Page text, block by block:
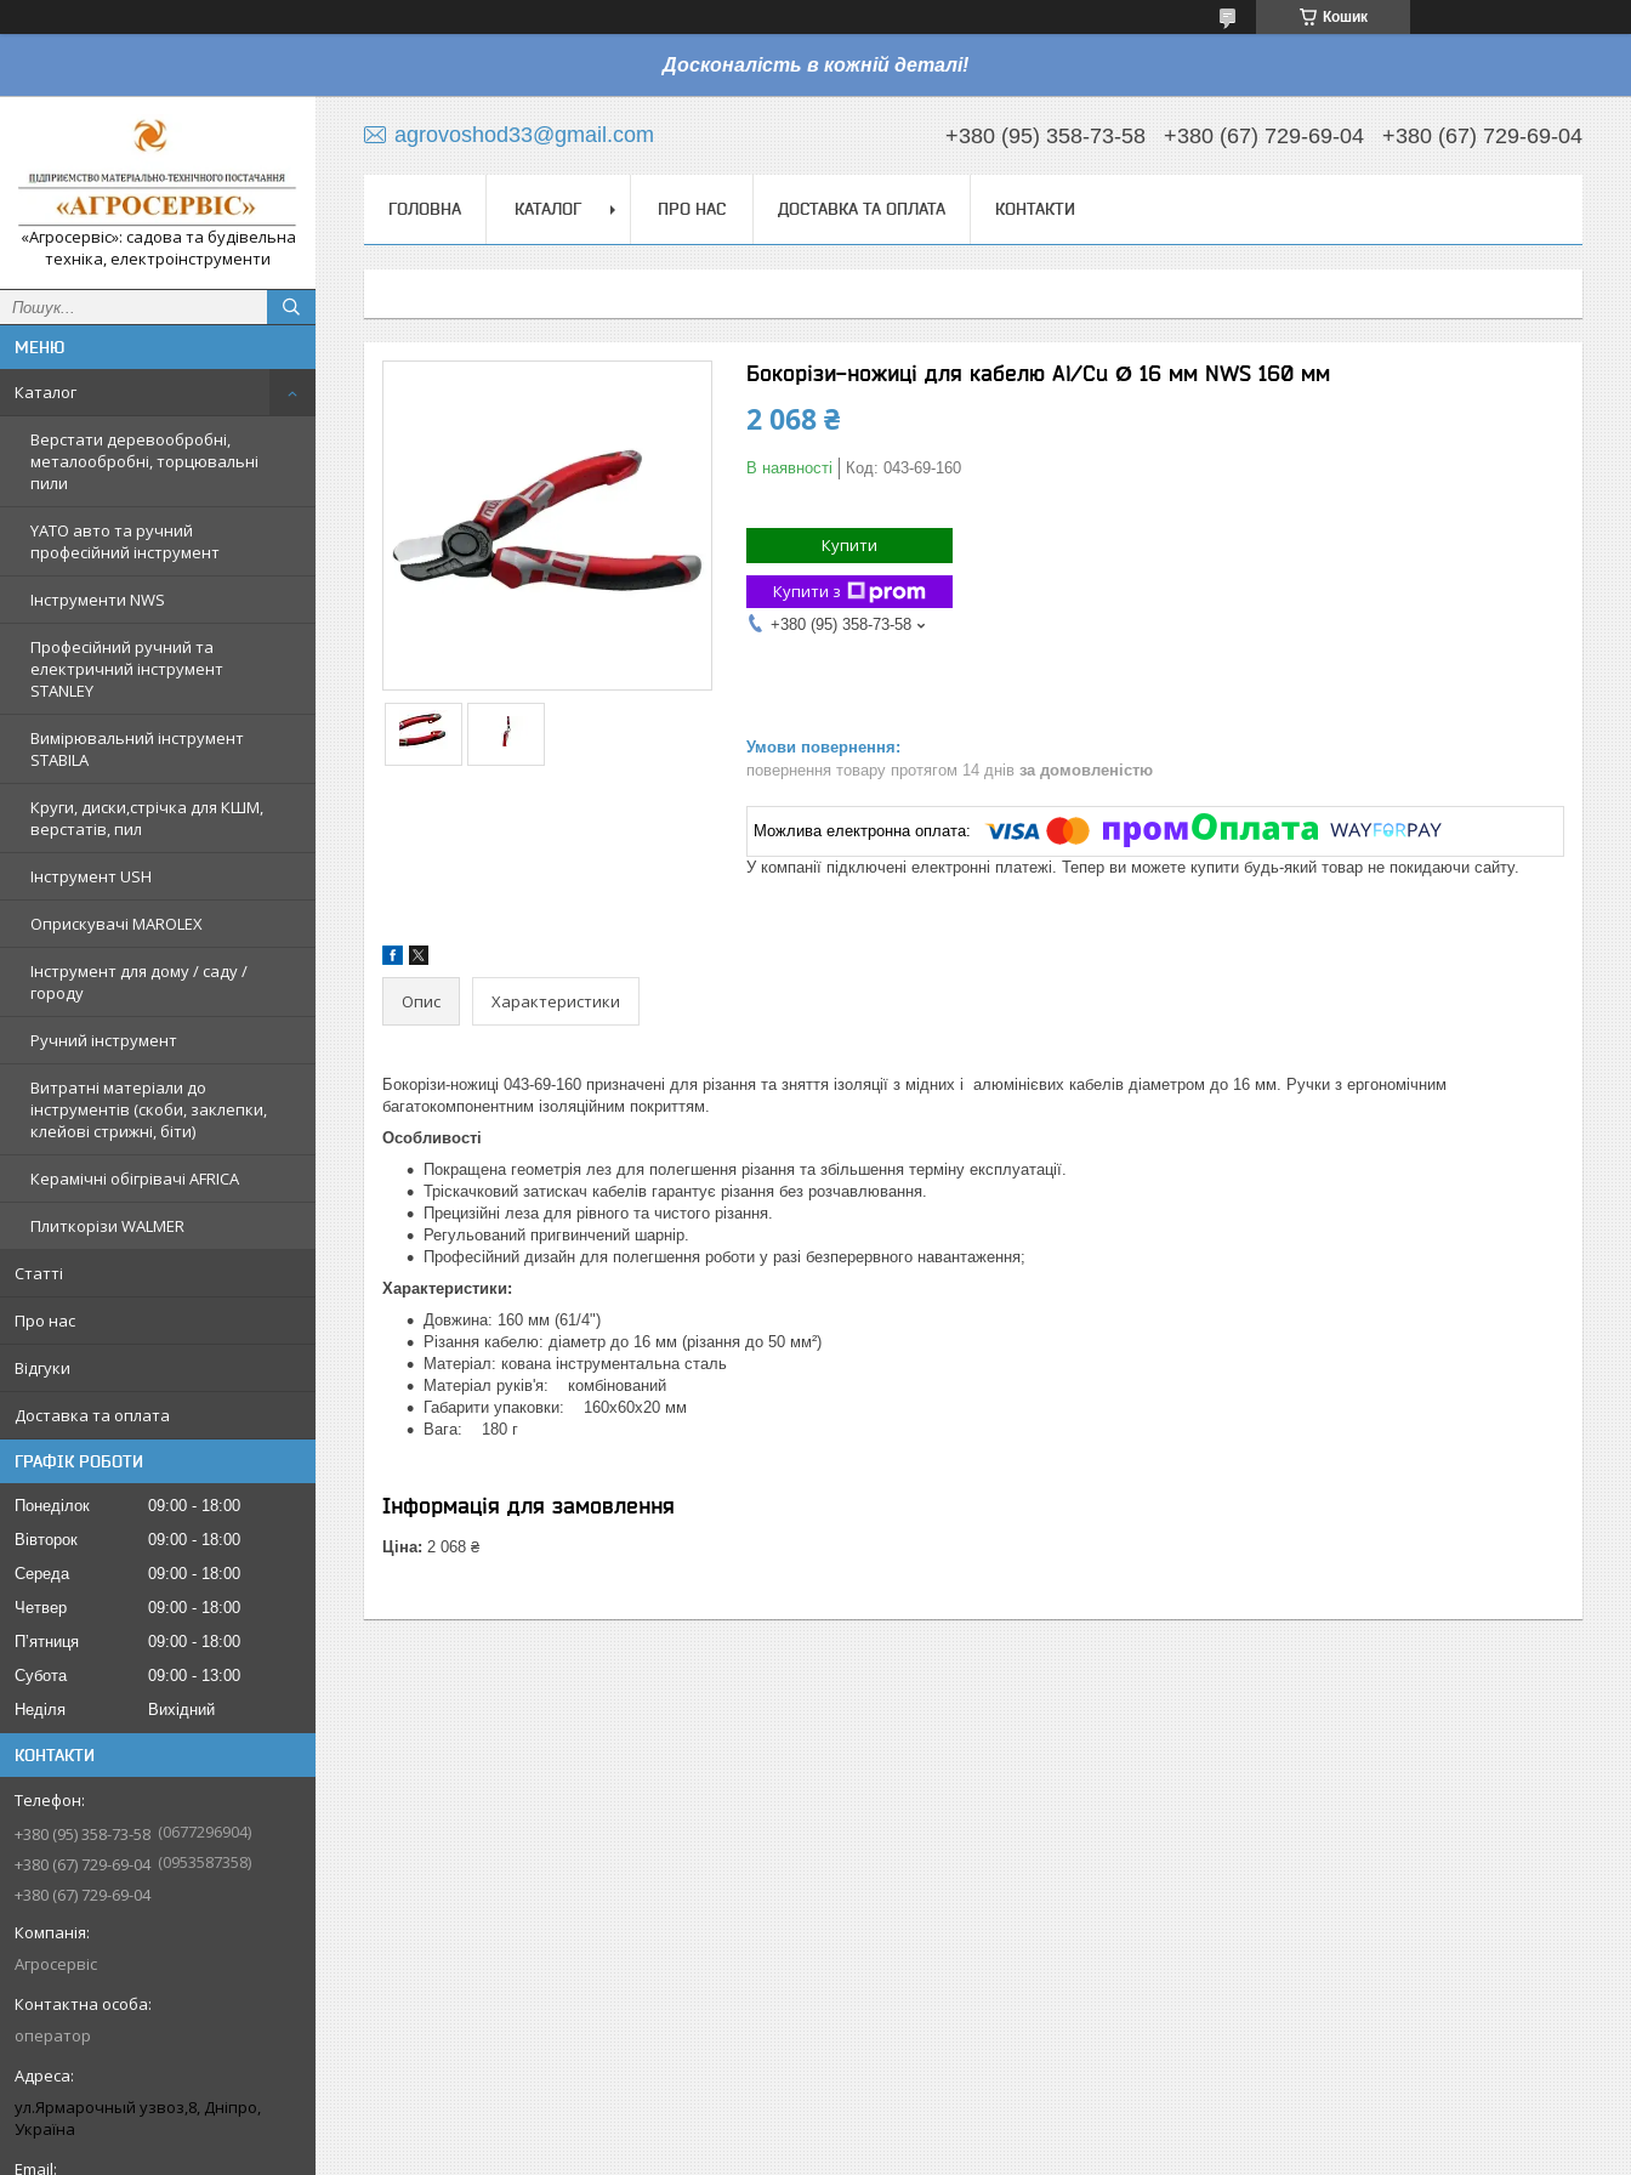
Кошик
Досконалість в кожній деталі!
«Агросервіс»: садова та будівельна
техніка, електроінструменти
Каталог
Верстати деревообробні,
металообробні, торцювальні
пили
YATO авто та ручний
професійний інструмент
Інструменти NWS
Професійний ручний та
електричний інструмент
STANLEY
Вимірювальний інструмент
STABILA
Круги, диски,стрічка для КШМ,
верстатів, пил
Інструмент USH
Оприскувачі MAROLEX
Інструмент для дому / саду /
городу
Ручний інструмент
Витратні матеріали до
інструментів (скоби, заклепки,
клейові стрижні, біти)
Керамічні обігрівачі AFRICA
Плиткорізи WALMER
Статті
Про нас
Відгуки
Доставка та оплата
ГРАФІК РОБОТИ
Понеділок 09:00
18:00
Вівторок
09:00
18:00
Середа
09:00
18:00
Четвер
09:00
18:00
Пʼятниця
09:00
18:00
Субота
09:00
13:00
Неділя
Вихідний
КОНТАКТИ
+380 (95) 358-73-58
0677296904
+380 (67) 729-69-04
0953587358
+380 (67) 729-69-04
Агросервіс
оператор
ул.Ярмарочный узвоз,8, Дніпро,
Україна
agrovoshod33@gmail.com +380 (95) 358-73-58 +380 (67) 729-69-04 +380 (67) 729-69-04
ГОЛОВНА КАТАЛОГ ПРО НАС ДОСТАВКА ТА ОПЛАТА КОНТАКТИ
Бокорізи-ножиці для кабелю Al/Cu Ø 16 мм NWS 160 мм
2 068 ₴
В наявності Код: 043-69-160
Купити
Купити з
+380 (95) 358-73-58
повернення товару протягом 14 днів за домовленістю
У компанії підключені електронні платежі. Тепер ви можете купити будь-який товар не покидаючи сайту.
Опис Характеристики
Бокорізи-ножиці 043-69-160 призначені для різання та зняття ізоляції з мідних і алюмінієвих кабелів діаметром до 16 мм. Ручки з ергономічним
багатокомпонентним ізоляційним покриттям.
Особливості
Покращена геометрія лез для полегшення різання та збільшення терміну експлуатації.
Тріскачковий затискач кабелів гарантує різання без розчавлювання.
Прецизійні леза для рівного та чистого різання.
Регульований пригвинчений шарнір.
Професійний дизайн для полегшення роботи у разі безперервного навантаження;
Характеристики:
Довжина: 160 мм (61/4")
Різання кабелю: діаметр до 16 мм (різання до 50 мм²)
Матеріал: кована інструментальна сталь
Матеріал руків'я: комбінований
Габарити упаковки: 160x60x20 мм
Вага: 180 г
Інформація для замовлення
Ціна: 2 068 ₴